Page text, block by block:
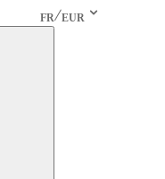
FR EUR